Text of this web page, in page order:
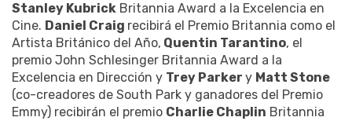
Stanley Kubrick Britannia Award a la Excelencia en
Cine. Daniel Craig recibirá el Premio Britannia como el
Artista Británico del Año, Quentin Tarantino, el
premio John Schlesinger Britannia Award a la
Excelencia en Dirección y Trey Parker y Matt Stone
(co-creadores de South Park y ganadores del Premio
Emmy) recibirán el premio Charlie Chaplin Britannia